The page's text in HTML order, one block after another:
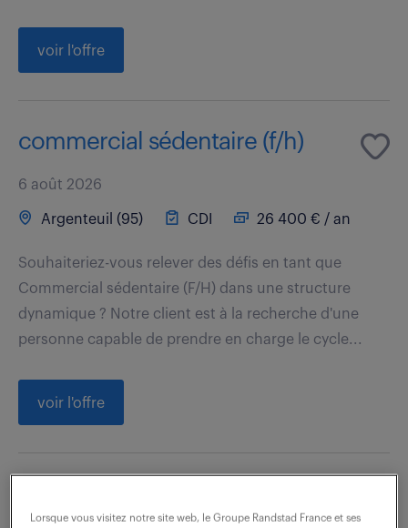
voir l'offre
commercial sédentaire (f/h)
6 août 2026
Argenteuil (95) CDI 26 400 € / an
Souhaiteriez-vous relever des défis en tant que
Commercial sédentaire (F/H) dans une structure
dynamique ? Notre client est à la recherche d'une
personne capable de prendre en charge le cycle...
voir l'offre
Lorsque vous visitez notre site web, le Groupe Randstad France et ses